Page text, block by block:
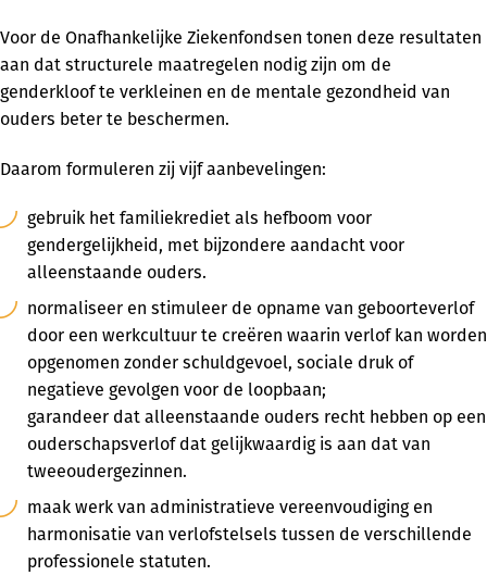
Voor de Onafhankelijke Ziekenfondsen tonen deze resultaten
aan dat structurele maatregelen nodig zijn om de
genderkloof te verkleinen en de mentale gezondheid van
ouders beter te beschermen.
Daarom formuleren zij vijf aanbevelingen:
gebruik het familiekrediet als hefboom voor
gendergelijkheid, met bijzondere aandacht voor
alleenstaande ouders.
normaliseer en stimuleer de opname van geboorteverlof
door een werkcultuur te creëren waarin verlof kan worden
opgenomen zonder schuldgevoel, sociale druk of
negatieve gevolgen voor de loopbaan;
garandeer dat alleenstaande ouders recht hebben op een
ouderschapsverlof dat gelijkwaardig is aan dat van
tweeoudergezinnen.
maak werk van administratieve vereenvoudiging en
harmonisatie van verlofstelsels tussen de verschillende
professionele statuten.